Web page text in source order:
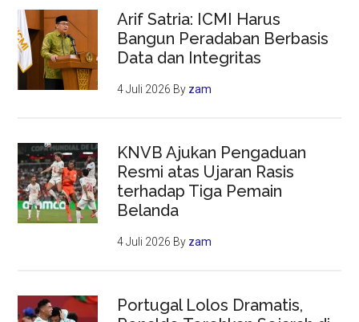
Arif Satria: ICMI Harus
Bangun Peradaban Berbasis
Data dan Integritas
4 Juli 2026 By zam
KNVB Ajukan Pengaduan
Resmi atas Ujaran Rasis
terhadap Tiga Pemain
Belanda
4 Juli 2026 By zam
Portugal Lolos Dramatis,